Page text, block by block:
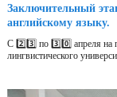
Заключительный
английскому языку.
С 2️⃣3️⃣ по 3️⃣0️⃣ апреля на
лингвистического